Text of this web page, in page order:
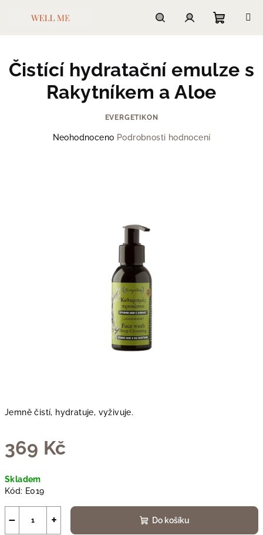
košík
Jemně čistí, hydratuje, vyživuje.
369 Kč
cena:
Skladem
Kód: E019
+
− Do košíku
Čistící hydratační emulze s
Rakytníkem a Aloe
EVERGETIKON
Neohodnoceno Podrobnosti hodnocení